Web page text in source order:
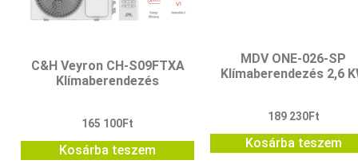
C&H Veyron CH-S09FTXA
Klímaberendezés
165 100Ft
Kosárba teszem
MDV ONE-026-SP
Klímaberendezés 2,6
189 230Ft
Kosárba teszem